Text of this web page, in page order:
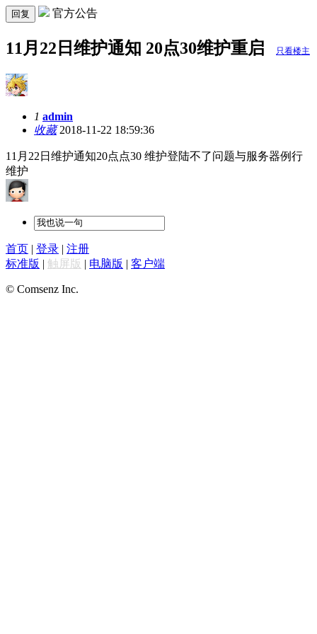
回复 官方公告
11月22日维护通知 20点30维护重启 只看楼主
1 admin
收藏2018-11-22 18:59:36
11月22日维护通知20点点30 维护登陆不了问题与服务器例行
维护
首页 | 登录 | 注册
标准版 | 触屏版 | 电脑版 | 客户端
© Comsenz Inc.